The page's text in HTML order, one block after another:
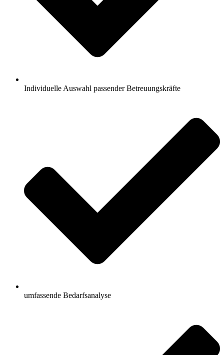
Individuelle Auswahl passender Betreuungskräfte
umfassende Bedarfsanalyse